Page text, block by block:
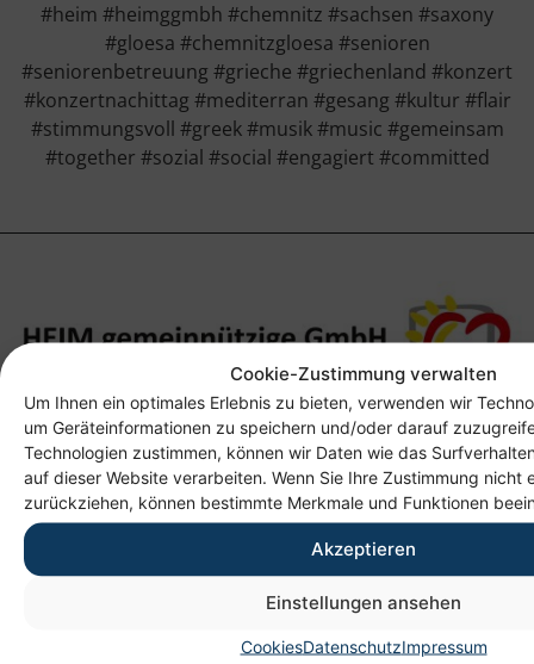
Cookie-Zustimmung verwalten
Um Ihnen ein optimales Erlebnis zu bieten, verwenden wir
um Geräteinformationen zu speichern und/oder darauf
Technologien zustimmen, können wir Daten wie das
auf dieser Website verarbeiten. Wenn Sie Ihre Zustimmung nicht
zurückziehen, können bestimmte Merkmale und Funktionen
Akzeptieren
Einstellungen ansehen
CookiesDatenschutzImpressum
#heim #heimggmbh #chemnitz #sachsen #saxony
#gloesa #chemnitzgloesa #senioren
#seniorenbetreuung #grieche #griechenland #konzert
#konzertnachittag #mediterran #gesang #kultur #flair
#stimmungsvoll #greek #musik #music #gemeinsam
#together #sozial #social #engagiert #committed
Anschrift
Heim gemeinnützige GmbH
Lichtenauer Weg 1
09114 Chemnitz